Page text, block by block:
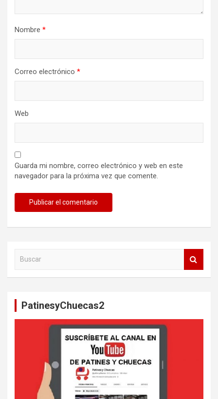
Nombre *
Correo electrónico *
Web
Guarda mi nombre, correo electrónico y web en este
navegador para la próxima vez que comente.
PatinesyChuecas2